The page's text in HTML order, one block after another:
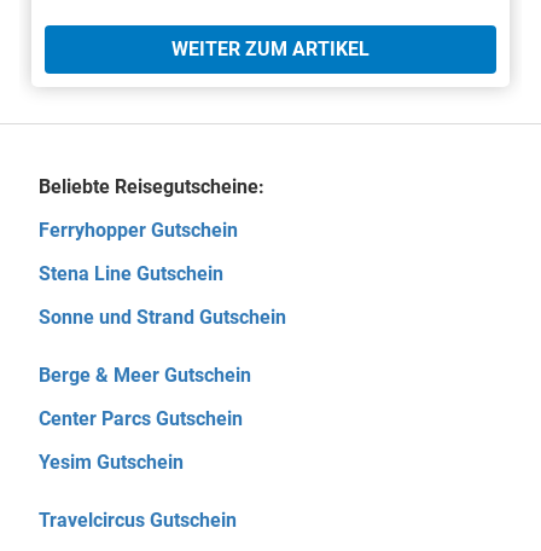
WEITER ZUM ARTIKEL
Beliebte Reisegutscheine:
Ferryhopper Gutschein
Stena Line Gutschein
Sonne und Strand Gutschein
Berge & Meer Gutschein
Center Parcs Gutschein
Yesim Gutschein
Travelcircus Gutschein